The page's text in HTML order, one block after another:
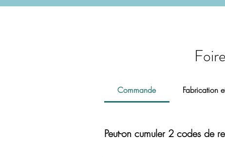
Commande Fabrication
Peut-on cumuler 2 codes de